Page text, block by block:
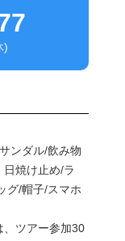
)
ンダル/飲み物
日焼け止め/ラ
グ/帽子/スマホ
ツアー参加30